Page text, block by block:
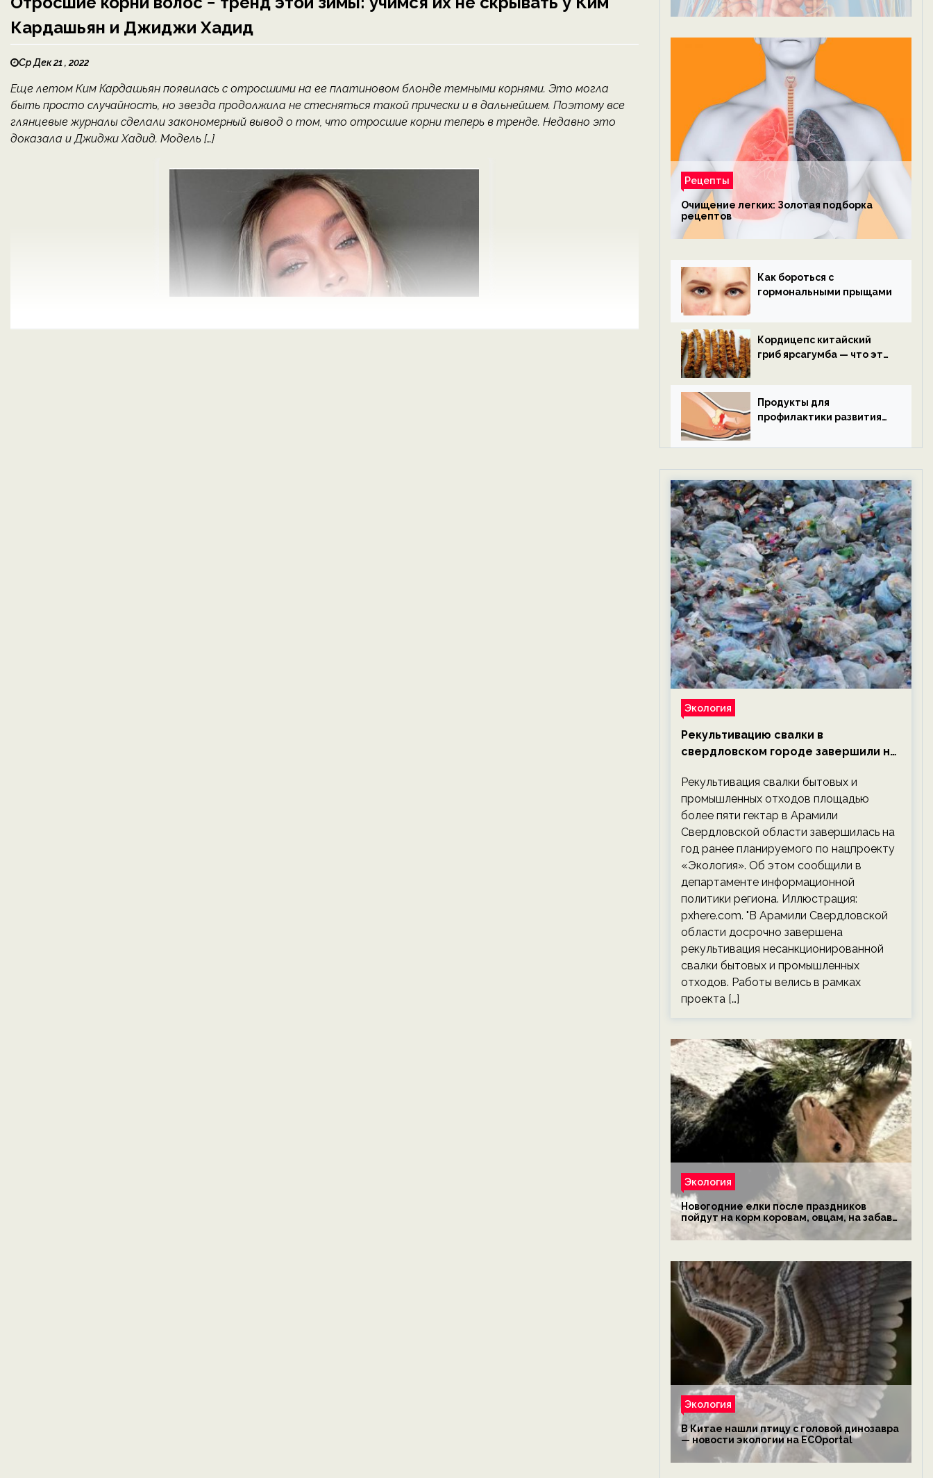
Кардашьян и Джиджи Хадид
Ср Дек 21 , 2022
Еще летом Ким Кардашьян появилась с отросшими на ее платиновом блонде темными корнями. Это могла
быть просто случайность, но звезда продолжила не стесняться такой прически и в дальнейшем. Поэтому все
глянцевые журналы сделали закономерный вывод о том, что отросшие корни теперь в тренде. Недавно это
доказала и Джиджи Хадид. Модель […]
Рецепты
Очищение легких: Золотая подборка
рецептов
Как бороться с
гормональными прыщами
Кордицепс китайский
гриб ярсагумба — что это
Продукты для
профилактики развития
Экология
Рекультивацию свалки в
свердловском городе завершили на
новости экологии на ECOportal
Рекультивация свалки бытовых и
промышленных отходов площадью
более пяти гектар в Арамили
Свердловской области завершилась на
год ранее планируемого по нацпроекту
«Экология». Об этом сообщили в
департаменте информационной
политики региона. Иллюстрация:
pxhere.com. "В Арамили Свердловской
области досрочно завершена
рекультивация несанкционированной
свалки бытовых и промышленных
отходов. Работы велись в рамках
проекта […]
Экология
Новогодние елки после праздников
пойдут на корм коровам, овцам, на забаву
обезьянам, львам и леопардам — новости
экологии на ECOportal
Экология
В Китае нашли птицу с головой динозавра
— новости экологии на ECOportal